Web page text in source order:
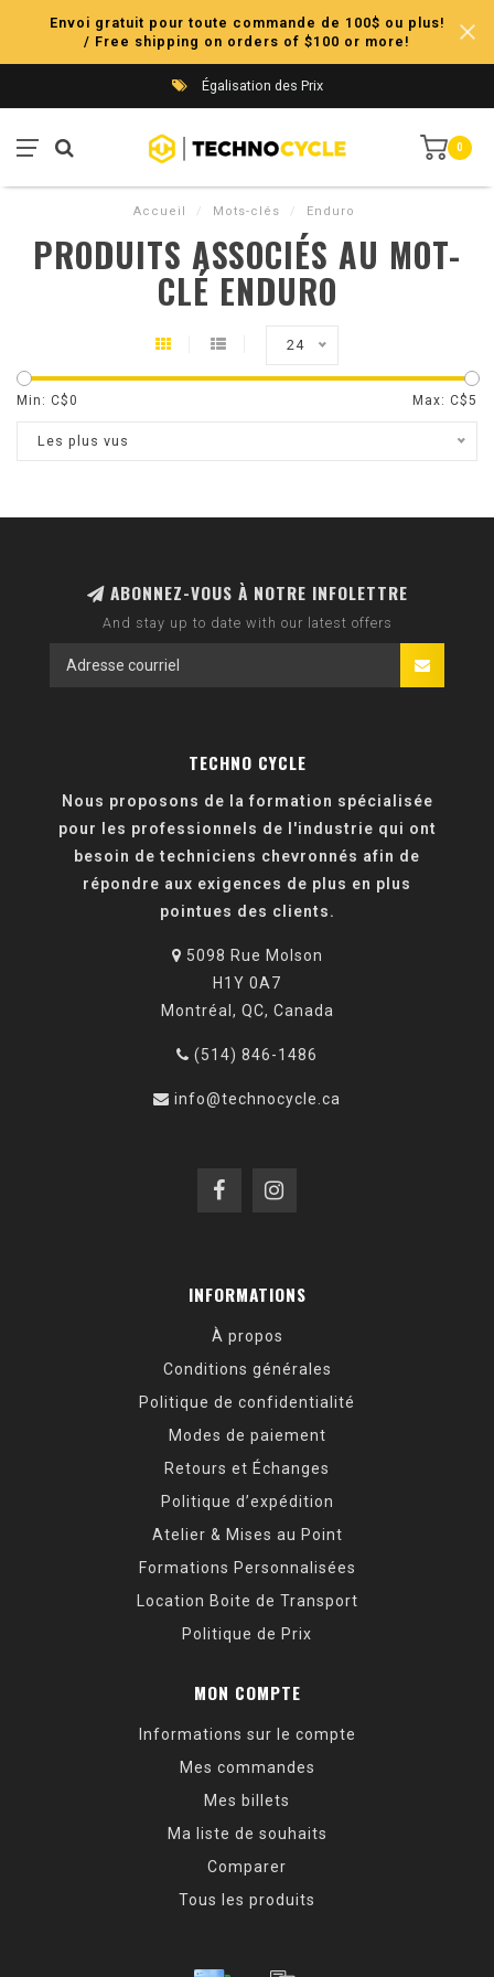
Envoi gratuit pour toute commande de 100$ ou plus!
/ Free shipping on orders of $100 or more!
Égalisation des Prix
0
Accueil / Mots-clés / Enduro
PRODUITS ASSOCIÉS AU MOT-
CLÉ ENDURO
24
Min: C$0 Max: C$5
Les plus vus
ABONNEZ-VOUS À NOTRE INFOLETTRE
And stay up to date with our latest offers
TECHNO CYCLE
Nous proposons de la formation spécialisée
pour les professionnels de l'industrie qui ont
besoin de techniciens chevronnés afin de
répondre aux exigences de plus en plus
pointues des clients.
5098 Rue Molson
H1Y 0A7
Montréal, QC, Canada
(514) 846-1486
info@technocycle.ca
INFORMATIONS
À propos
Conditions générales
Politique de confidentialité
Modes de paiement
Retours et Échanges
Politique d’expédition
Atelier & Mises au Point
Formations Personnalisées
Location Boite de Transport
Politique de Prix
MON COMPTE
Informations sur le compte
Mes commandes
Mes billets
Ma liste de souhaits
Comparer
Tous les produits